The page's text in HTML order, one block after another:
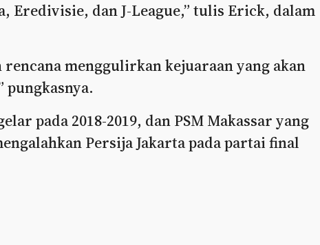
Eredivisie, dan J-League,” tulis Erick, dalam
rencana menggulirkan kejuaraan yang akan
pungkasnya.
pada 2018-2019, dan PSM Makassar yang
Persija Jakarta pada partai final